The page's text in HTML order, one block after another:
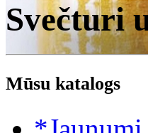
Svečturi
Mūsu katalogs